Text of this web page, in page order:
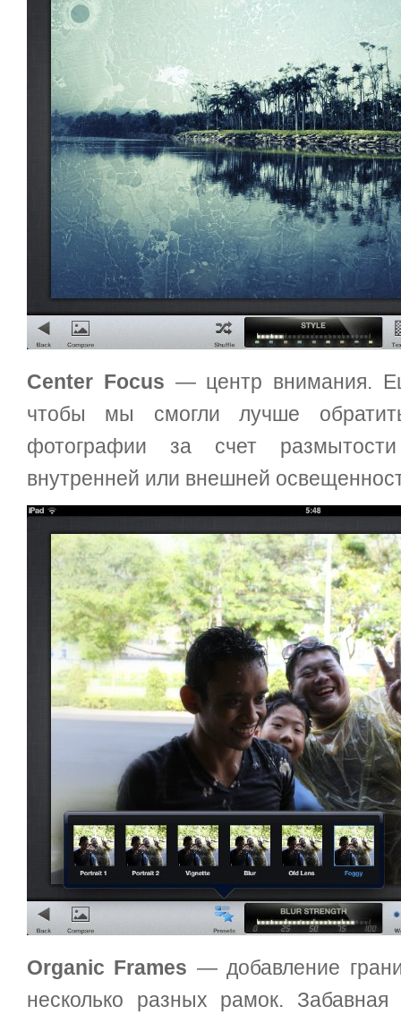
Center Focus — центр внимания.
чтобы мы смогли лучше
фотографии за счет
внутренней или внешней
Organic Frames — добавление
несколько разных рамок.